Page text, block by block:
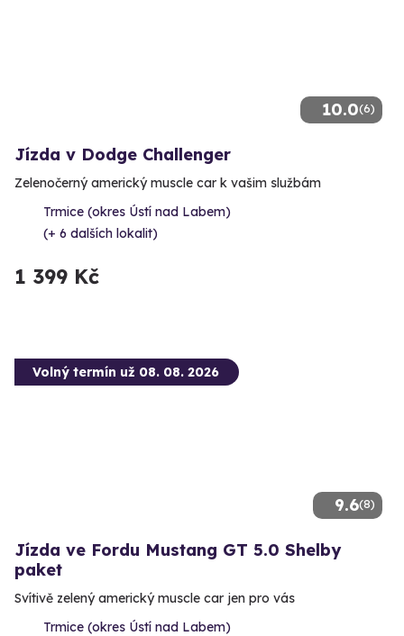
10.0(6)
Jízda v Dodge Challenger
Zelenočerný americký muscle car k vašim službám
Trmice (okres Ústí nad Labem)
(+ 6 dalších lokalit)
1 399 Kč
9.6(8)
Volný termín už 08. 08. 2026
Jízda ve Fordu Mustang GT 5.0 Shelby
paket
Svítivě zelený americký muscle car jen pro vás
Trmice (okres Ústí nad Labem)